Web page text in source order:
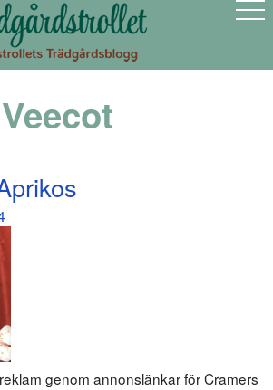
Veecot
genom annonslänkar för Cramers